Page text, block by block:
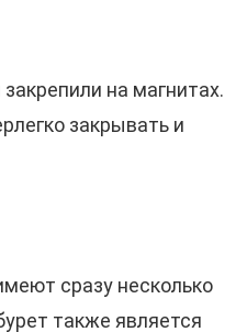
на магнитах.
закрывать и
сразу несколько
также является